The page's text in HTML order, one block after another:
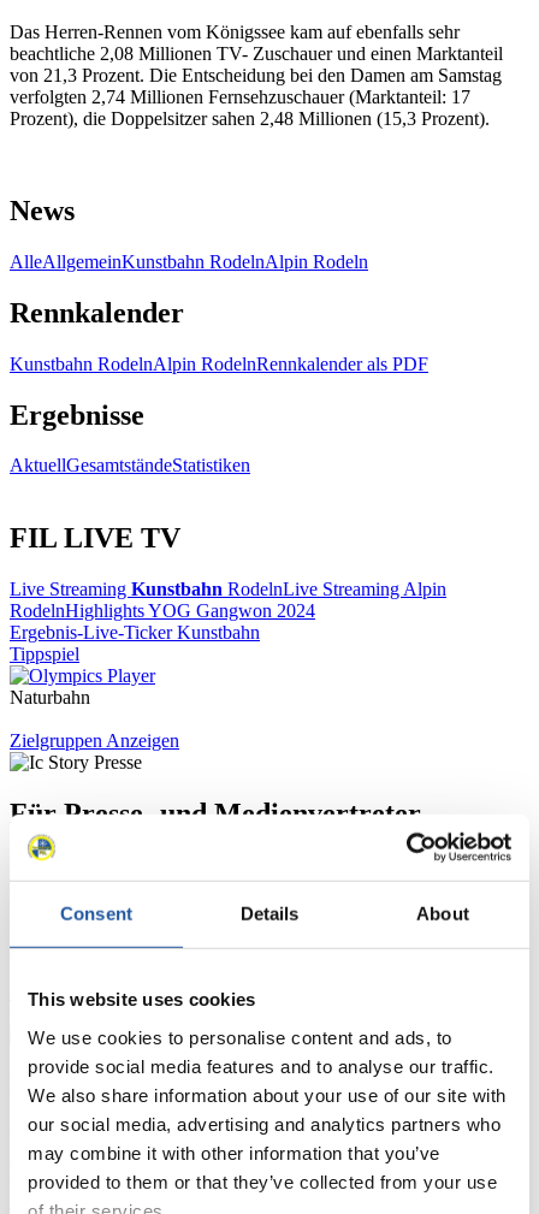
Consent Details About
This website uses cookies
We use cookies to personalise content and ads, to
provide social media features and to analyse our traffic.
We also share information about your use of our site with
our social media, advertising and analytics partners who
may combine it with other information that you’ve
provided to them or that they’ve collected from your use
Das Herren-Rennen vom Königssee kam auf ebenfalls sehr
beachtliche 2,08 Millionen TV- Zuschauer und einen Marktanteil
von 21,3 Prozent. Die Entscheidung bei den Damen am Samstag
verfolgten 2,74 Millionen Fernsehzuschauer (Marktanteil: 17
Prozent), die Doppelsitzer sahen 2,48 Millionen (15,3 Prozent).
News
AlleAllgemeinKunstbahn RodelnAlpin Rodeln
Rennkalender
Kunstbahn RodelnAlpin RodelnRennkalender als PDF
Ergebnisse
AktuellGesamtständeStatistiken
FIL LIVE TV
Live Streaming Kunstbahn RodelnLive Streaming Alpin
RodelnHighlights YOG Gangwon 2024
Ergebnis-Live-Ticker Kunstbahn
Tippspiel
Naturbahn
Zielgruppen Anzeigen
Für Presse- und Medienvertreter
Hier finden Sie Informationen für Presse- und Medienvertreter. Sie
haben Zugriff auf Athletenbiographien und Informationen zu
Wettkämpfen. Außerdem können Sie Ihre Medienakkreditierung
allgemeine Neuigkeiten einholen.
>> Weiter
Für Nationale Verbände
Hier können Sie sich über allgemeine Neuigkeiten informieren, das
aktuelle Regelwerk sowie Richtlinien zu Wettkämpfen, Anti-Doping
und Fairplay nachlesen, auf Athletenbiographien zugreifen,
Ausschreibungen für Wettkämpfe herunterladen, sowie auf die